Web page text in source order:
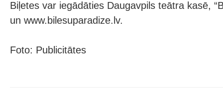
Biļetes var iegādāties Daugavpils teātra kasē,
un www.bilesuparadize.lv.
Foto: Publicitātes